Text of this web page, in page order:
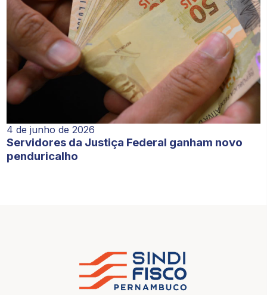
4 de junho de 2026
Servidores da Justiça Federal ganham novo
penduricalho